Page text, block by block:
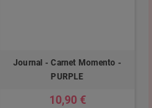
Journal - Carnet Momento -
PURPLE
10,90 €